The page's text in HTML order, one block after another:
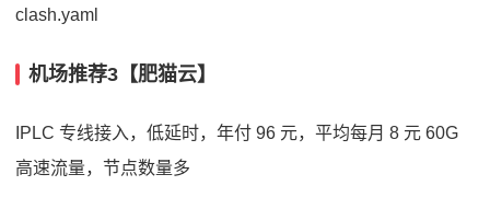
clash.yaml
机场推荐3【肥猫云】
IPLC 专线接入，低延时，年付 96 元，平均每月 8 元 60G
高速流量，节点数量多